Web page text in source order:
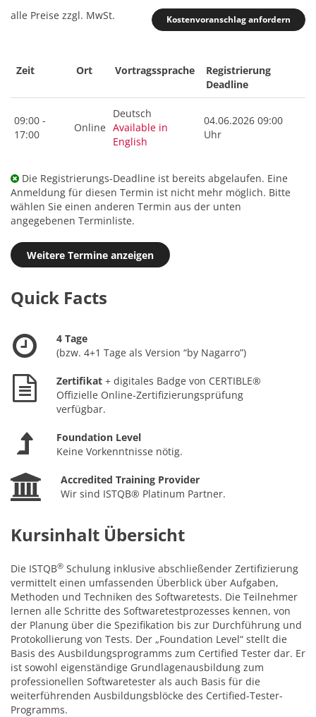
Kostenvoranschlag anfordern
alle Preise zzgl. MwSt.
Zeit Ort Vortragssprache
Registrierung
Deadline
09:00 -
17:00
Online
Deutsch
Available in
English
04.06.2026 09:00
Uhr
Die Registrierungs-Deadline ist bereits abgelaufen. Eine
Anmeldung für diesen Termin ist nicht mehr möglich. Bitte
wählen Sie einen anderen Termin aus der unten
angegebenen Terminliste.
Weitere Termine anzeigen
Quick Facts
4 Tage
(bzw. 4+1 Tage als Version “by Nagarro”)
Zertifikat + digitales Badge von CERTIBLE®
Offizielle Online-Zertifizierungsprüfung
verfügbar.
Foundation Level
Keine Vorkenntnisse nötig.
Accredited Training Provider
Wir sind ISTQB® Platinum Partner.
Kursinhalt Übersicht
Die ISTQB® Schulung inklusive abschließender Zertifizierung
vermittelt einen umfassenden Überblick über Aufgaben,
Methoden und Techniken des Softwaretests. Die Teilnehmer
lernen alle Schritte des Softwaretestprozesses kennen, von
der Planung über die Spezifikation bis zur Durchführung und
Protokollierung von Tests. Der „Foundation Level“ stellt die
Basis des Ausbildungsprogramms zum Certified Tester dar. Er
ist sowohl eigenständige Grundlagenausbildung zum
professionellen Softwaretester als auch Basis für die
weiterführenden Ausbildungsblöcke des Certified-Tester-
Programms.